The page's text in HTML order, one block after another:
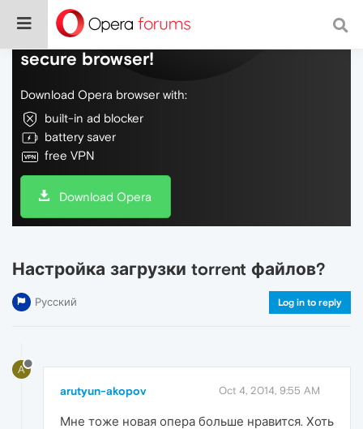
Do more on the web, with a fast and
secure browser!
Download Opera browser with:
built-in ad blocker
battery saver
free VPN
Download Opera
Настройка загрузки torrent файлов?
Русский Log in to reply
A
arutyun-akopov Oct 4, 2014, 9:55 AM
Мне тоже новая опера больше нравится. Хоть